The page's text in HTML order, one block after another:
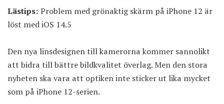
Lästips: Problem med grönaktig skärm på iPhone 12 är
löst med iOS 14.5
Den nya linsdesignen till kamerorna kommer sannolikt
att bidra till bättre bildkvalitet överlag. Men den stora
nyheten ska vara att optiken inte sticker ut lika mycket
som på iPhone 12-serien.